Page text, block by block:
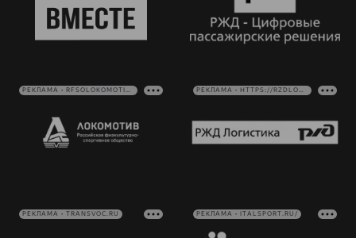
РЕКЛАМА • RFSOLOKOMOTIV.RU РЕКЛАМА • HTTPS://RZDLOG.RU/
РЕКЛАМА • TRANSVOC.RU РЕКЛАМА • ITALSPORT.RU/